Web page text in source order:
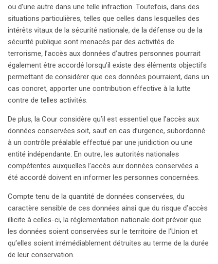
ou d’une autre dans une telle infraction. Toutefois, dans des
situations particulières, telles que celles dans lesquelles des
intérêts vitaux de la sécurité nationale, de la défense ou de la
sécurité publique sont menacés par des activités de
terrorisme, l’accès aux données d’autres personnes pourrait
également être accordé lorsqu’il existe des éléments objectifs
permettant de considérer que ces données pourraient, dans un
cas concret, apporter une contribution effective à la lutte
contre de telles activités.
De plus, la Cour considère qu’il est essentiel que l’accès aux
données conservées soit, sauf en cas d’urgence, subordonné
à un contrôle préalable effectué par une juridiction ou une
entité indépendante. En outre, les autorités nationales
compétentes auxquelles l’accès aux données conservées a
été accordé doivent en informer les personnes concernées.
Compte tenu de la quantité de données conservées, du
caractère sensible de ces données ainsi que du risque d’accès
illicite à celles-ci, la réglementation nationale doit prévoir que
les données soient conservées sur le territoire de l’Union et
qu’elles soient irrémédiablement détruites au terme de la durée
de leur conservation.
search